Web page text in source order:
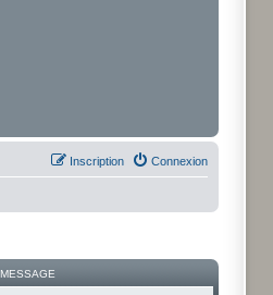
Connexion
Inscription